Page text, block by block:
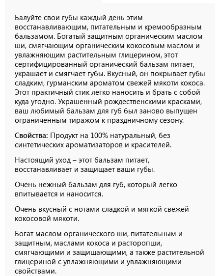
Балуйте свои губы каждый день этим
восстанавливающим, питательным и кремообразным
бальзамом. Богатый защитным органическим маслом
ши, смягчающим органическим кокосовым маслом и
увлажняющим растительным глицерином, этот
сертифицированный органический бальзам питает,
украшает и смягчает губы. Вкусный, он покрывает губы
сладким, гурманским ароматом свежей мякоти кокоса.
Этот практичный стик легко наносить и брать с собой
куда угодно. Украшенный рождественскими красками,
ваш любимый бальзам для губ был заново выпущен
ограниченным тиражом к праздничному сезону.
Свойства: Продукт на 100% натуральный, без
синтетических ароматизаторов и красителей.
Настоящий уход – этот бальзам питает,
восстанавливает и защищает ваши губы.
Очень нежный бальзам для губ, который легко
впитывается и наносится.
Очень вкусный с нотами сладкой и мягкой свежей
кокосовой мякоти.
Богат маслом органического ши, питательным и
защитным, маслами кокоса и расторопши,
смягчающими и защищающими, а также растительной
глицериной с увлажняющими и увлажняющими
свойствами.